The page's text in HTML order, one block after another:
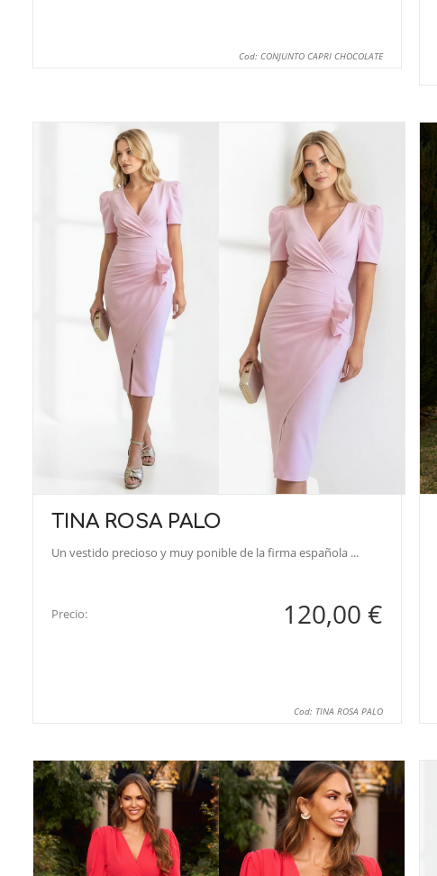
Cod: CONJUNTO CAPRI CHOCOLATE
TINA ROSA PALO
Un vestido precioso y muy ponible de la firma española ...
Precio: 120,00 €
Cod: TINA ROSA PALO